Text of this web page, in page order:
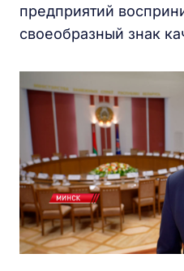
предприятий
своеобразный знак